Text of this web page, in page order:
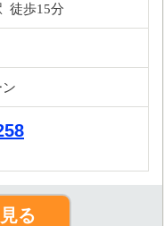
徒歩15分
る